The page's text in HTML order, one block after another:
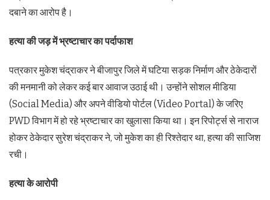
दबाने का आरोप है।
हत्या की जड़ में भ्रष्टाचार का पर्दाफाश
पत्रकार मुकेश चंद्राकर ने बीजापुर जिले में घटिया सड़क निर्माण और ठेकेदारों
की मनमानी को लेकर कई बार आवाज उठाई थी। उन्होंने सोशल मीडिया
(Social Media) और अपने वीडियो पोर्टल (Video Portal) के जरिए
PWD विभाग में हो रहे भ्रष्टाचार का खुलासा किया था। इन रिपोर्ट्स से नाराज
होकर ठेकेदार सुरेश चंद्राकर ने, जो मुकेश का ही रिश्तेदार था, हत्या की साजिश
रची।
हत्या के आरोपी